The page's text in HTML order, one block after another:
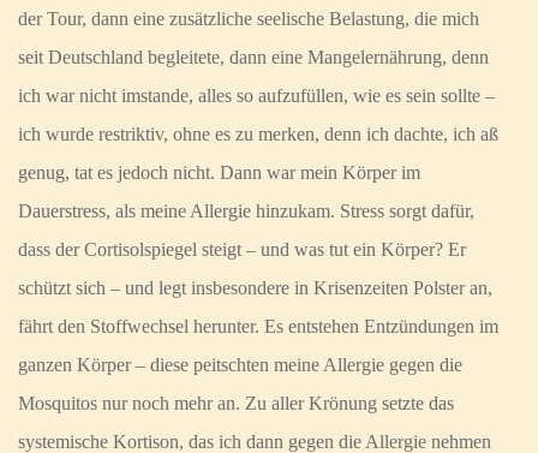
der Tour, dann eine zusätzliche seelische Belastung, die mich
seit Deutschland begleitete, dann eine Mangelernährung, denn
ich war nicht imstande, alles so aufzufüllen, wie es sein sollte –
ich wurde restriktiv, ohne es zu merken, denn ich dachte, ich aß
genug, tat es jedoch nicht. Dann war mein Körper im
Dauerstress, als meine Allergie hinzukam. Stress sorgt dafür,
dass der Cortisolspiegel steigt – und was tut ein Körper? Er
schützt sich – und legt insbesondere in Krisenzeiten Polster an,
fährt den Stoffwechsel herunter. Es entstehen Entzündungen im
ganzen Körper – diese peitschten meine Allergie gegen die
Mosquitos nur noch mehr an. Zu aller Krönung setzte das
systemische Kortison, das ich dann gegen die Allergie nehmen